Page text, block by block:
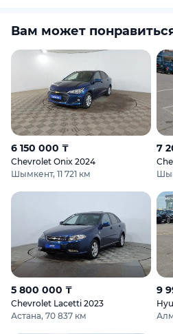
Вам может
6 150 000 ₸
Chevrolet Onix 2024
Шымкент, 11 721 км
7
5 800 000 ₸
Chevrolet Lacetti 2023
Астана, 70 837 км
9